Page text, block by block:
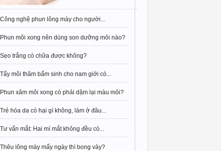
Công nghệ phun lông mày cho người...
Phun môi xong nên dùng son dưỡng môi nào?
Sẹo trắng có chữa được không?
Tẩy môi thâm bẩm sinh cho nam giới có...
Phun xăm môi xong có phải dặm lại màu môi?
Trẻ hóa da có hại gì không, làm ở đâu...
Tư vấn mắt: Hai mí mắt không đều có...
Thêu lông mày mấy ngày thì bong vảy?